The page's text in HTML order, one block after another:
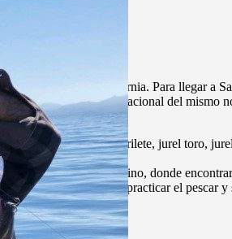
con Calexico, California. Para llegar a
un Aeropuerto Internacional del mismo
encontrar pez vela, barrilete, jurel toro,
y triggerfish.
costa afuera del destino, donde
de la zona y a practicar el